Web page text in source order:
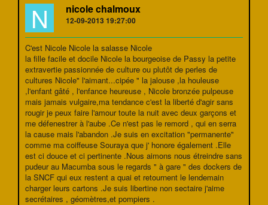
N nicole chalmoux
12-09-2013 19:27:00
C'est Nicole Nicole la salasse Nicole
la fille facile et docile Nicole la bourgeoise de Passy la petite
extravertie passionnée de culture ou plutôt de perles de
cultures Nicole" l'aimant...cipée " la jalouse ,la houleuse
,l'enfant gâté , l'enfance heureuse , Nicole bronzée pulpeuse
mais jamais vulgaire,ma tendance c'est la liberté d'agir sans
rougir je peux faire l'amour toute la nuit avec deux garçons et
me défenestrer à l'aube .Ce n'est pas le remord , qui en serra
la cause mais l'abandon .Je suis en excitation "permanente"
comme ma coiffeuse Souraya que j' honore également .Elle
est ci douce et ci pertinente .Nous aimons nous étreindre sans
pudeur au Macumba sous le regards " à gare " des dockers de
la SNCF qui eux restent a quai et retournent le lendemain
charger leurs cartons .Je suis libertine non sectaire j'aime
secrétaires , géomètres,et pompiers .